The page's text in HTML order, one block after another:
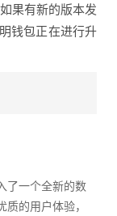
果有新的版本发
钱包正在进行升
了一个全新的数
的用户体验，